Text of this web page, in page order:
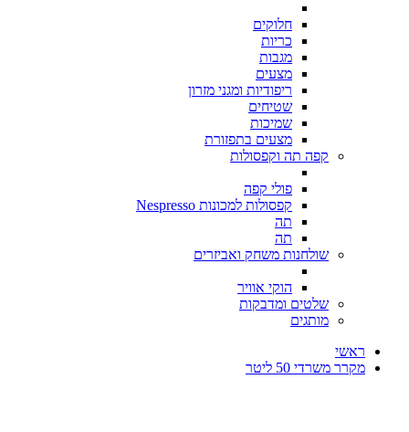
חלוקים
כריות
מגבות
מצעים
ריפודיות ומגני מזרון
שטיחים
שמיכות
מצעים בתפזורת
קפה תה וקפסולות
פולי קפה
קפסולות למכונות Nespresso
תה
תה
שולחנות משחק ואביזרים
הוקי אוויר
שלטים ומדבקות
מותגים
ראשי
מקרר משרדי 50 ליטר